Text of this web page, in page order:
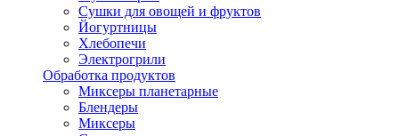
Сушки для овощей и фруктов
Йогуртницы
Хлебопечи
Электрогрили
Обработка продуктов
Миксеры планетарные
Блендеры
Миксеры